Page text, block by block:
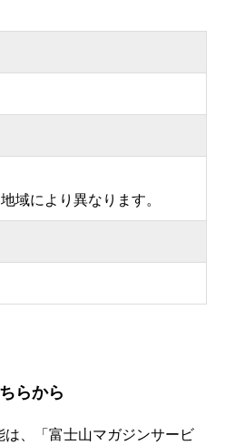
域により異なります。
らから
、「富士山マガジンサービ